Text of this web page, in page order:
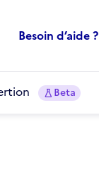
Besoin d’aide ?
Beta